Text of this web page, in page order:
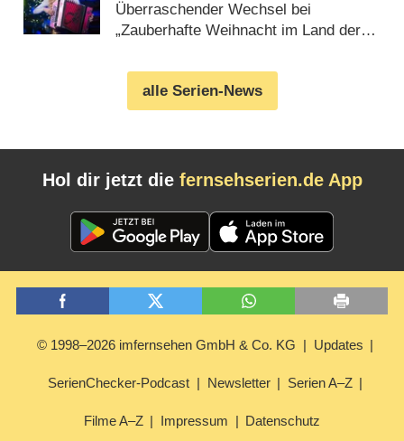
Weihnachtsshow von ORF und BR
Überraschender Wechsel bei
„Zauberhafte Weihnacht im Land der
alle Serien-News
Hol dir jetzt die fernsehserien.de App
© 1998–2026 imfernsehen GmbH & Co. KG Updates
SerienChecker-Podcast Newsletter Serien A–Z
Filme A–Z Impressum Datenschutz